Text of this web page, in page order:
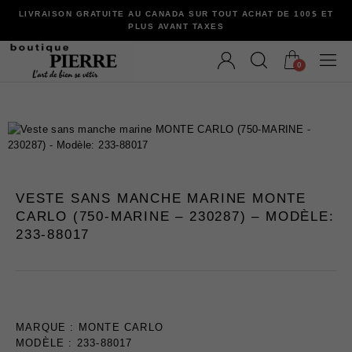
LIVRAISON GRATUITE AU CANADA SUR TOUT ACHAT DE 100$ ET
PLUS AVANT TAXES
Bermudas
Chandails et Cardigans
Chemises
Pantalons
Sous-Vêtements
0
VESTE SANS MANCHE MARINE MONTE
CARLO (750-MARINE – 230287) – MODÈLE:
233-88017
MARQUE :
MONTE CARLO
MODÈLE : 233-88017